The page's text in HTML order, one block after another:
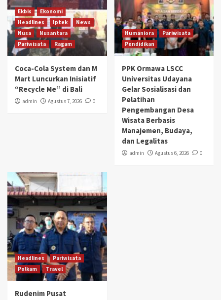
Ekbis
Ekonomi
Headlines
Iptek
News
Nusa
Nusantara
Pariwisata
Ragam
Coca-Cola System dan M
Mart Luncurkan Inisiatif
“Recycle Me” di Bali
admin Agustus 7, 2026 0
Humaniora
Pariwisata
Pendidikan
PPK Ormawa LSCC
Universitas Udayana
Gelar Sosialisasi dan
Pelatihan
Pengembangan Desa
Wisata Berbasis
Manajemen, Budaya,
dan Legalitas
admin Agustus 6, 2026 0
Headlines
Pariwisata
Polkam
Travel
Rudenim Pusat